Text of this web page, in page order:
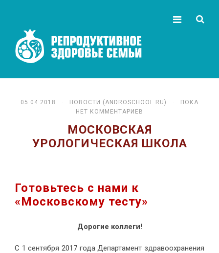
05.04.2018 · НОВОСТИ (ANDROSCHOOL.RU)
· ПОКА
НЕТ КОММЕНТАРИЕВ
МОСКОВСКАЯ
УРОЛОГИЧЕСКАЯ ШКОЛА
Готовьтесь с нами к
«Московскому тесту»
Дорогие коллеги!
С 1 сентября 2017 года Департамент здравоохранения